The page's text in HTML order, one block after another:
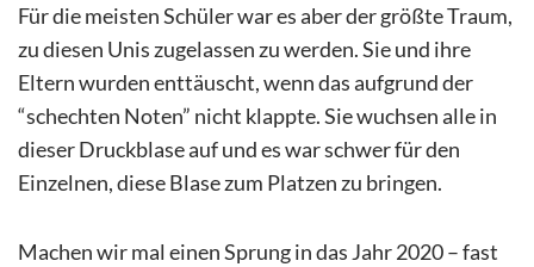
Für die meisten Schüler war es aber der größte Traum,
zu diesen Unis zugelassen zu werden. Sie und ihre
Eltern wurden enttäuscht, wenn das aufgrund der
“schechten Noten” nicht klappte. Sie wuchsen alle in
dieser Druckblase auf und es war schwer für den
Einzelnen, diese Blase zum Platzen zu bringen.
Machen wir mal einen Sprung in das Jahr 2020 – fast